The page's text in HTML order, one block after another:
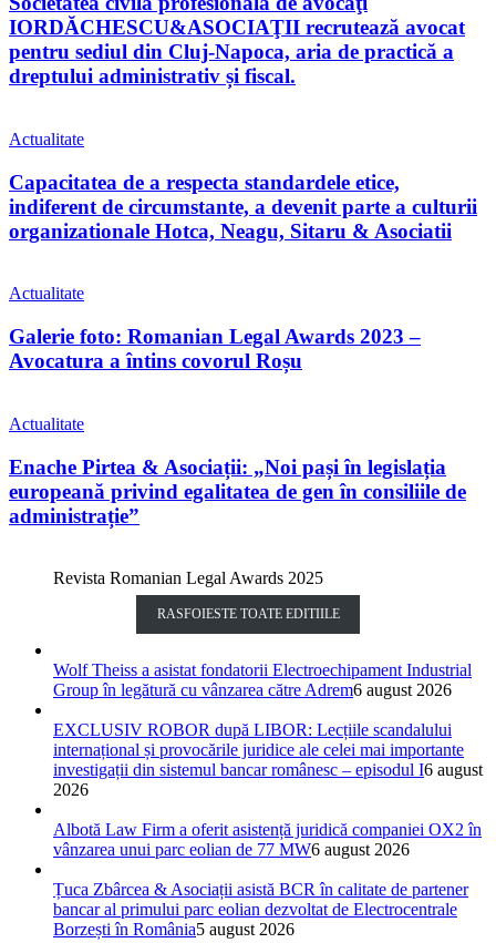
IORDĂCHESCU&ASOCIAŢII recrutează avocat
pentru sediul din Cluj-Napoca, aria de practică a
dreptului administrativ și fiscal.
Actualitate
Capacitatea de a respecta standardele etice,
indiferent de circumstante, a devenit parte a culturii
organizationale Hotca, Neagu, Sitaru & Asociatii
Actualitate
Galerie foto: Romanian Legal Awards 2023 –
Avocatura a întins covorul Roșu
Actualitate
Enache Pirtea & Asociații: „Noi pași în legislația
europeană privind egalitatea de gen în consiliile de
administrație”
Revista Romanian Legal Awards 2025
RASFOIESTE TOATE EDITIILE
Wolf Theiss a asistat fondatorii Electroechipament Industrial
Group în legătură cu vânzarea către Adrem6 august 2026
EXCLUSIV ROBOR după LIBOR: Lecțiile scandalului
internațional și provocările juridice ale celei mai importante
investigații din sistemul bancar românesc – episodul I6 august
2026
Albotă Law Firm a oferit asistență juridică companiei OX2 în
vânzarea unui parc eolian de 77 MW6 august 2026
Țuca Zbârcea & Asociații asistă BCR în calitate de partener
bancar al primului parc eolian dezvoltat de Electrocentrale
Borzești în România5 august 2026